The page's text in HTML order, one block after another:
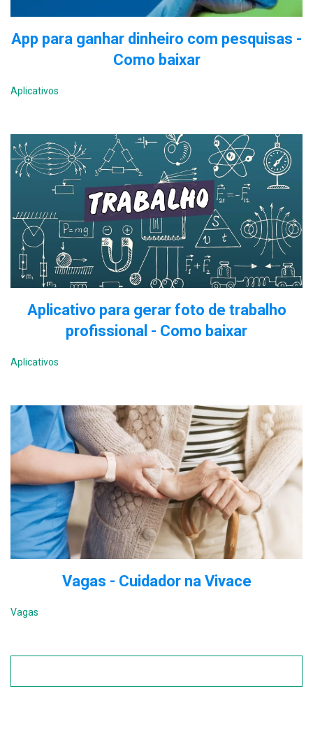
App para ganhar dinheiro com pesquisas -
Como baixar
Aplicativos
Aplicativo para gerar foto de trabalho
profissional - Como baixar
Aplicativos
Vagas - Cuidador na Vivace
Vagas